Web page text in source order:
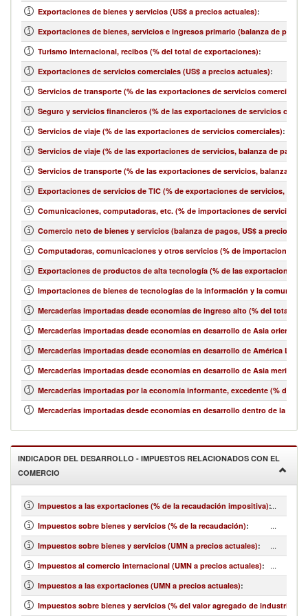
Exportaciones de bienes y servicios (US$ a precios actuales):
Exportaciones de bienes, servicios e ingresos primario (balanza de
Turismo internacional, recibos (% del total de exportaciones):
Exportaciones de servicios comerciales (US$ a precios actuales):
Servicios de transporte (% de las exportaciones de servicios comerciales)
Seguro y servicios financieros (% de las exportaciones de servicios
Servicios de viaje (% de las exportaciones de servicios comerciales):
Servicios de viaje (% de las exportaciones de servicios, balanza de pagos)
Servicios de transporte (% de las exportaciones de servicios, balanza de
Exportaciones de servicios de TIC (% de exportaciones de servicios,
Comunicaciones, computadoras, etc. (% de importaciones de servicios,
Comercio neto de bienes y servicios (balanza de pagos, US$ a precios
Computadoras, comunicaciones y otros servicios (% de importaciones
Exportaciones de productos de alta tecnología (% de las exportaciones
Importaciones de bienes de tecnologías de la información y la
Mercaderías importadas desde economías de ingreso alto (% del total de
Mercaderías importadas desde economías en desarrollo de Asia oriental
Mercaderías importadas desde economías en desarrollo de América
Mercaderías importadas desde economías en desarrollo de Asia
Mercaderías importadas por la economía informante, excedente (% del
Mercaderías importadas desde economías en desarrollo dentro de la
INDICADOR DEL DESARROLLO - IMPUESTOS RELACIONADOS CON EL
COMERCIO
Impuestos a las exportaciones (% de la recaudación impositiva):...
Impuestos sobre bienes y servicios (% de la recaudación): ...
Impuestos sobre bienes y servicios (UMN a precios actuales): ...
Impuestos al comercio internacional (UMN a precios actuales): ...
Impuestos a las exportaciones (UMN a precios actuales):
Impuestos sobre bienes y servicios (% del valor agregado de industria y